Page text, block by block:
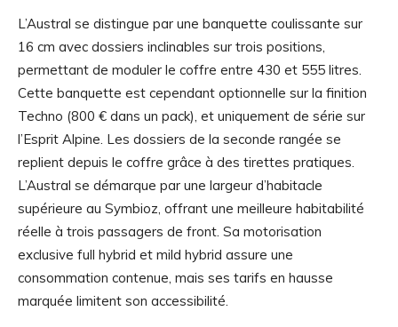
L’Austral se distingue par une banquette coulissante sur
16 cm avec dossiers inclinables sur trois positions,
permettant de moduler le coffre entre 430 et 555 litres.
Cette banquette est cependant optionnelle sur la finition
Techno (800 € dans un pack), et uniquement de série sur
l’Esprit Alpine. Les dossiers de la seconde rangée se
replient depuis le coffre grâce à des tirettes pratiques.
L’Austral se démarque par une largeur d’habitacle
supérieure au Symbioz, offrant une meilleure habitabilité
réelle à trois passagers de front. Sa motorisation
exclusive full hybrid et mild hybrid assure une
consommation contenue, mais ses tarifs en hausse
marquée limitent son accessibilité.